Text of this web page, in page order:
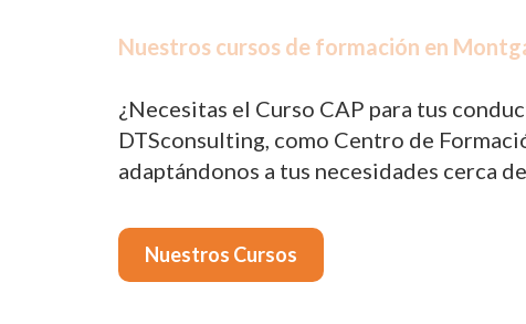
Nuestros cursos de formación en
¿Necesitas el Curso CAP para tus
DTSconsulting, como Centro de
adaptándonos a tus necesidades cerca
Nuestros Cursos